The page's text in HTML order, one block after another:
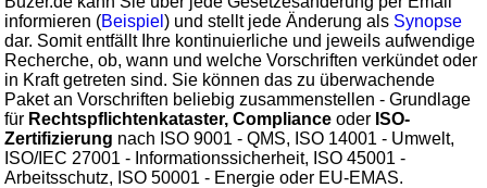
informieren (Beispiel) und stellt jede Änderung als Synopse
dar. Somit entfällt Ihre kontinuierliche und jeweils aufwendige
Recherche, ob, wann und welche Vorschriften verkündet oder
in Kraft getreten sind. Sie können das zu überwachende
Paket an Vorschriften beliebig zusammenstellen - Grundlage
für Rechtspflichtenkataster, Compliance oder ISO-
Zertifizierung nach ISO 9001 - QMS, ISO 14001 - Umwelt,
ISO/IEC 27001 - Informationssicherheit, ISO 45001 -
Arbeitsschutz, ISO 50001 - Energie oder EU-EMAS.